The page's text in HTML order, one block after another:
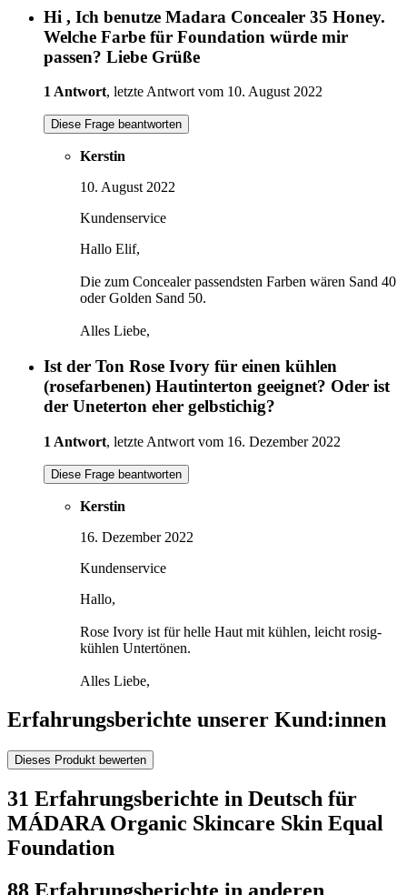
Hi , Ich benutze Madara Concealer 35 Honey.
Welche Farbe für Foundation würde mir
passen? Liebe Grüße
1 Antwort, letzte Antwort vom 10. August 2022
Diese Frage beantworten
Kerstin
10. August 2022
Kundenservice
Hallo Elif,
Die zum Concealer passendsten Farben wären Sand 40
oder Golden Sand 50.
Alles Liebe,
Ist der Ton Rose Ivory für einen kühlen
(rosefarbenen) Hautinterton geeignet? Oder ist
der Uneterton eher gelbstichig?
1 Antwort, letzte Antwort vom 16. Dezember 2022
Diese Frage beantworten
Kerstin
16. Dezember 2022
Kundenservice
Hallo,
Rose Ivory ist für helle Haut mit kühlen, leicht rosig-
kühlen Untertönen.
Alles Liebe,
Erfahrungsberichte unserer Kund:innen
Dieses Produkt bewerten
31 Erfahrungsberichte in Deutsch für
MÁDARA Organic Skincare Skin Equal
Foundation